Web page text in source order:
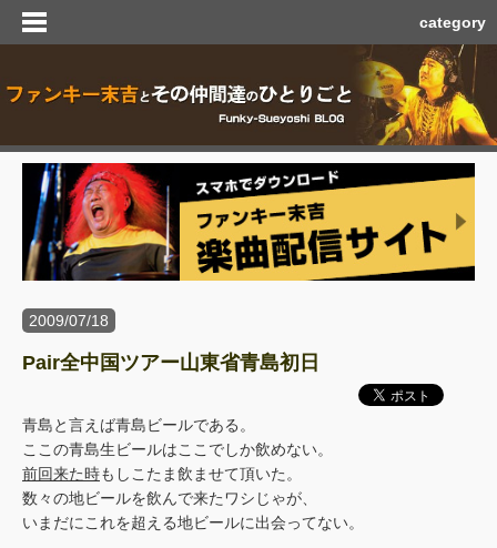
category
2009/07/18
Pair全中国ツアー山東省青島初日
青島と言えば青島ビールである。
ここの青島生ビールはここでしか飲めない。
前回来た時もしこたま飲ませて頂いた。
数々の地ビールを飲んで来たワシじゃが、
いまだにこれを超える地ビールに出会ってない。